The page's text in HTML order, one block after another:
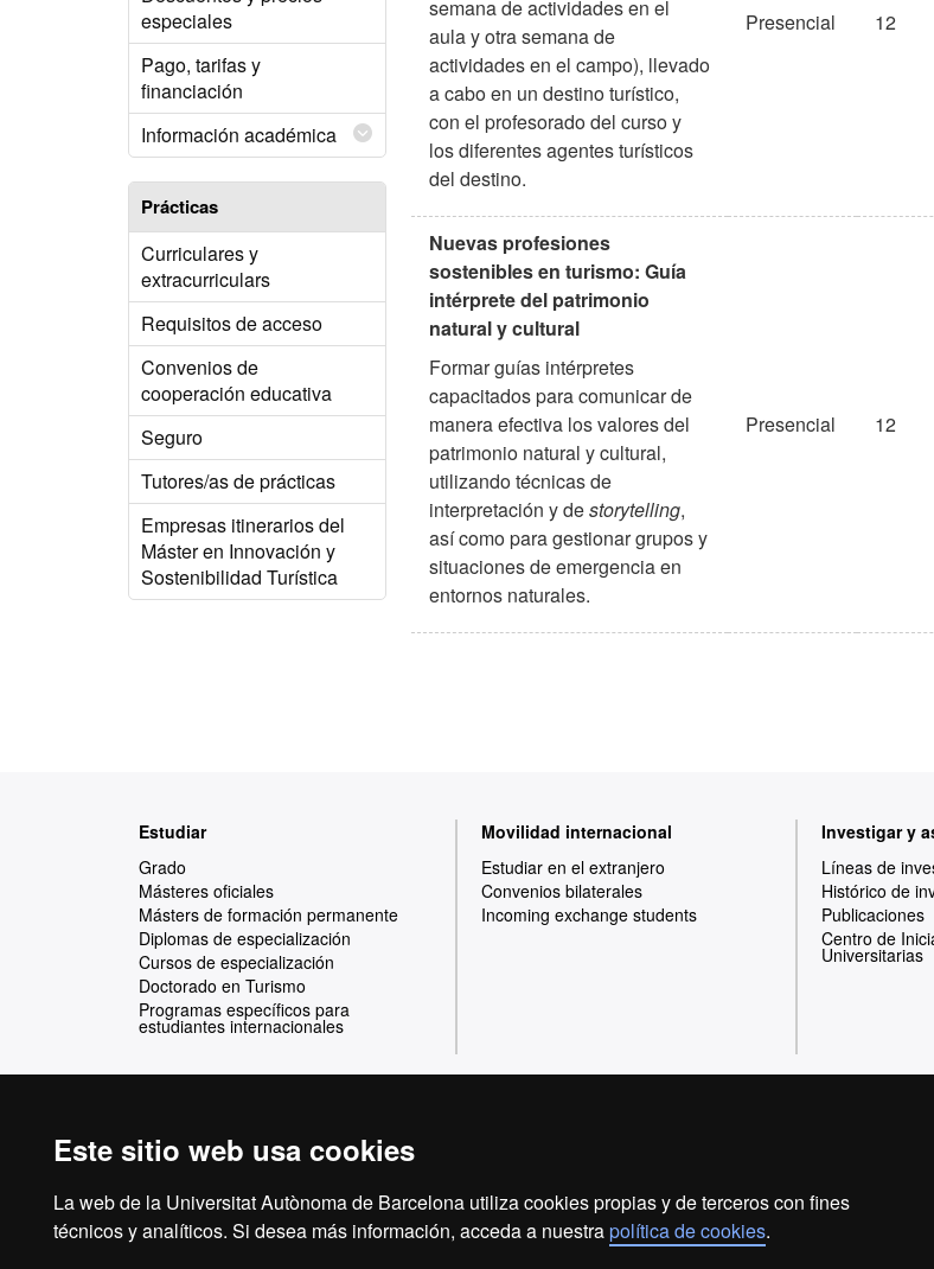
Este sitio web usa cookies
La web de la Universitat Autònoma de Barcelona utiliza cookies propias y de terceros con fines
técnicos y analíticos. Si desea más información, acceda a nuestrapolítica de cookies.
especiales
Pago, tarifas y
financiación
Información académica
Prácticas
Curriculares y
extracurriculars
Requisitos de acceso
Convenios de
cooperación educativa
Seguro
Tutores/as de prácticas
Empresas itinerarios del
Máster en Innovación y
Sostenibilidad Turística
semana de actividades en el
aula y otra semana de
actividades en el campo), llevado
a cabo en un destino turístico,
con el profesorado del curso y
los diferentes agentes turísticos
del destino.
Presencial 12
Nuevas profesiones
sostenibles en turismo: Guía
intérprete del patrimonio
natural y cultural
Formar guías intérpretes
capacitados para comunicar de
manera efectiva los valores del
patrimonio natural y cultural,
utilizando técnicas de
interpretación y destorytelling,
así como para gestionar grupos y
situaciones de emergencia en
entornos naturales.
Presencial 12
Estudiar
Grado
Másteres oficiales
Másters de formación permanente
Diplomas de especialización
Cursos de especialización
Doctorado en Turismo
Programas específicos para
estudiantes internacionales
Movilidad internacional
Estudiar en el extranjero
Convenios bilaterales
Incoming exchange students
Investigar y
Líneas de
Histórico de
Publicaciones
Centro de
Universitarias
Reconocimiento internacional de la excelencia
HR
Somos una universidad líder que
flexible, adecuada a las necesidades de